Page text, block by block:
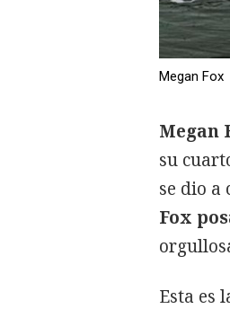
Megan Fox
Megan
su
se dio a
Fox
Esta es